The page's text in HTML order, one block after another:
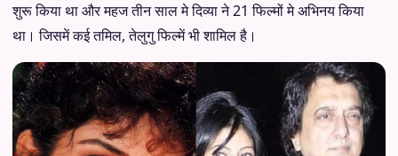
शुरू किया था और महज तीन साल मे दिव्या ने 21 फिल्मों मे अभिनय किया
था। जिसमें कई तमिल, तेलुगु फिल्में भी शामिल है।